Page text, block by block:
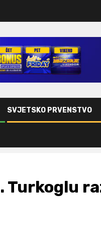
SVJETSKO PRVENSTVO
Turkoglu